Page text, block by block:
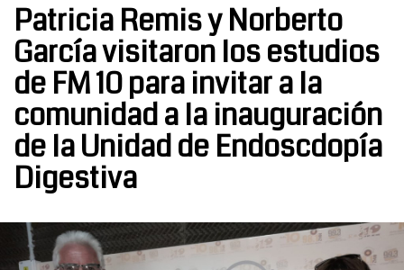
Patricia Remis y Norberto
García visitaron los estudios
de FM 10 para invitar a la
comunidad a la inauguración
de la Unidad de Endoscdopía
Digestiva